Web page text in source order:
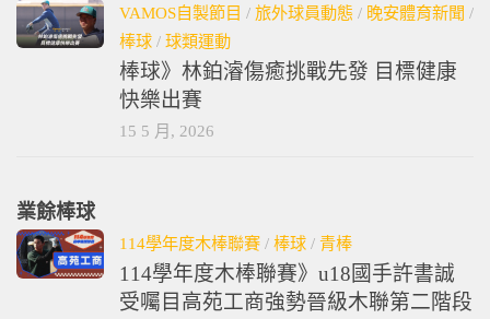
VAMOS自製節目 / 旅外球員動態 / 晚安體育新聞 /
棒球 / 球類運動
棒球》林鉑濬傷癒挑戰先發 目標健康
快樂出賽
15 5 月, 2026
業餘棒球
114學年度木棒聯賽 / 棒球 / 青棒
114學年度木棒聯賽》u18國手許書誠
受囑目高苑工商強勢晉級木聯第二階段